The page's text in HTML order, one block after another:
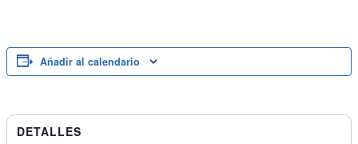
Añadir al calendario
DETALLES